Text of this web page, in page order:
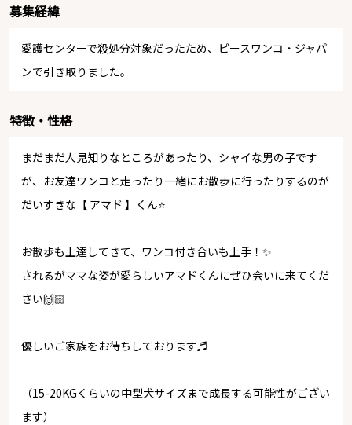
募集経緯
愛護センターで殺処分対象だったため、ピースワンコ・ジャパ
ンで引き取りました。
特徴・性格
まだまだ人見知りなところがあったり、シャイな男の子です
が、お友達ワンコと走ったり一緒にお散歩に行ったりするのが
だいすきな【 アマド 】くん⭐️
お散歩も上達してきて、ワンコ付き合いも上手！✨
されるがママな姿が愛らしいアマドくんにぜひ会いに来てくだ
さい🙌🏻
優しいご家族をお待ちしております♬
（15-20KGくらいの中型犬サイズまで成長する可能性がござい
ます）